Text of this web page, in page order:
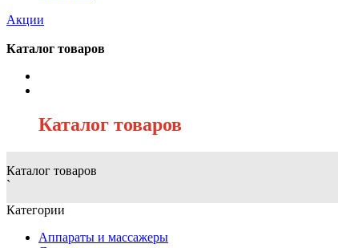
Акции
Каталог товаров
Каталог товаров
Каталог товаров
`
Категории
Аппараты и массажеры